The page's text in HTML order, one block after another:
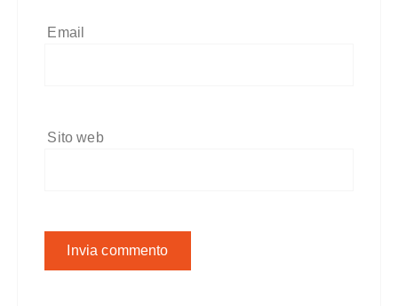
Email
Sito web